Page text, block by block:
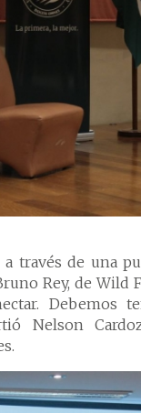
través de una
Rey, de Wild
Debemos
Nelson